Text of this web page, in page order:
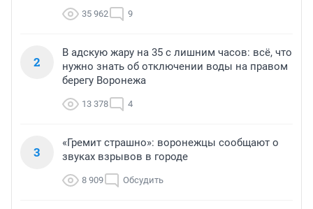
35 962 9
2
В адскую жару на 35 с лишним часов: всё, что
нужно знать об отключении воды на правом
берегу Воронежа
13 378 4
3
«Гремит страшно»: воронежцы сообщают о
звуках взрывов в городе
8 909 Обсудить